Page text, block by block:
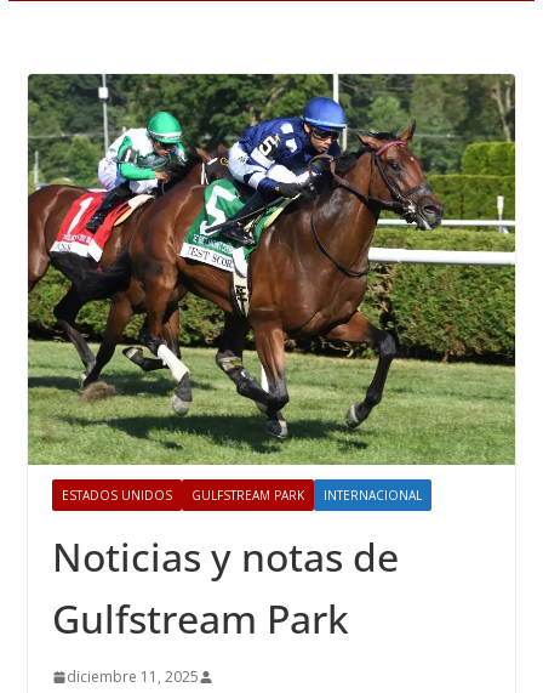
ESTADOS UNIDOS GULFSTREAM PARK INTERNACIONAL
Noticias y notas de
Gulfstream Park
diciembre 11, 2025